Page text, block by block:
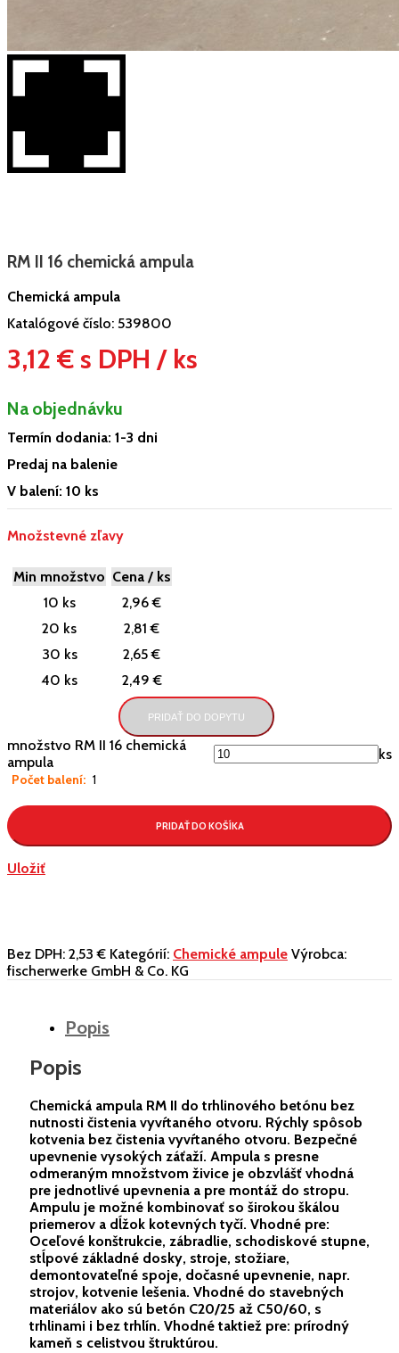
RM II 16 chemická ampula
Chemická ampula
Katalógové číslo: 539800
3,12 € s DPH / ks
Na objednávku
Termín dodania: 1-3 dni
Predaj na balenie
V balení: 10 ks
Množstevné zľavy
Min množstvo Cena / ks
10 ks
2,96 €
20 ks
2,81 €
30 ks
2,65 €
40 ks
2,49 €
PRIDAŤ DO DOPYTU
množstvo RM II 16 chemická
ampula
ks
Počet balení: 1
PRIDAŤ DO KOŠÍKA
Uložiť
Bez DPH: 2,53 € Kategórií: Chemické ampule Výrobca:
fischerwerke GmbH & Co. KG
Popis
Popis
Chemická ampula RM II do trhlinového betónu bez
nutnosti čistenia vyvŕtaného otvoru. Rýchly spôsob
kotvenia bez čistenia vyvŕtaného otvoru. Bezpečné
upevnenie vysokých záťaží. Ampula s presne
odmeraným množstvom živice je obzvlášť vhodná
pre jednotlivé upevnenia a pre montáž do stropu.
Ampulu je možné kombinovať so širokou škálou
priemerov a dĺžok kotevných tyčí. Vhodné pre:
Oceľové konštrukcie, zábradlie, schodiskové stupne,
stĺpové základné dosky, stroje, stožiare,
demontovateľné spoje, dočasné upevnenie, napr.
strojov, kotvenie lešenia. Vhodné do stavebných
materiálov ako sú betón C20/25 až C50/60, s
trhlinami i bez trhlín. Vhodné taktiež pre: prírodný
kameň s celistvou štruktúrou.